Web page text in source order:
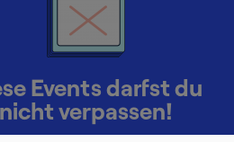
Barrierefreiheit
Events darfst du
nicht verpassen!